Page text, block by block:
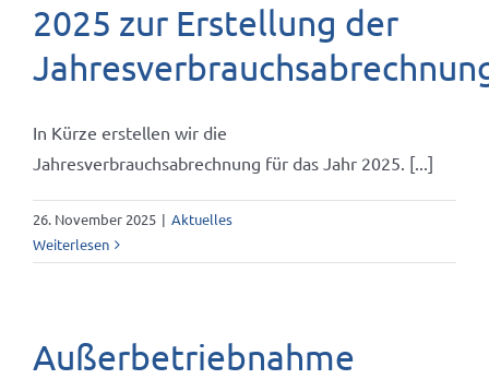
2025 zur Erstellung der
In Kürze erstellen wir die
Jahresverbrauchsabrechnung für das Jahr 2025. [...]
26. November 2025 | Aktuelles
Weiterlesen
Außerbetriebnahme